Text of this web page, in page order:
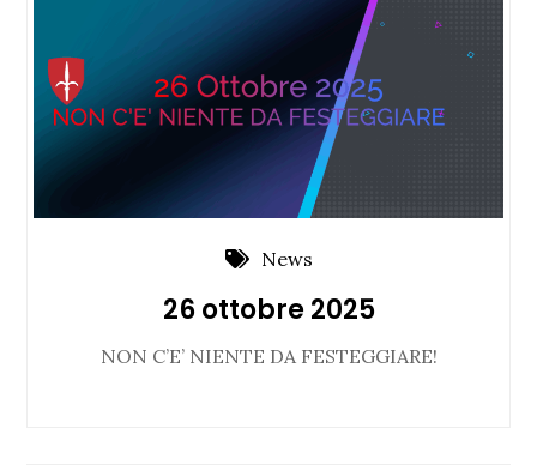
News
26 ottobre 2025
NON C’E’ NIENTE DA FESTEGGIARE!